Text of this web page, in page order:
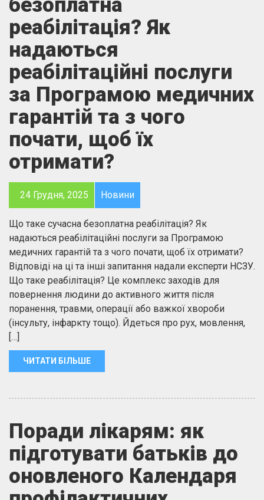
безоплатна
реабілітація? Як
надаються
реабілітаційні послуги
за Програмою медичних
гарантій та з чого
почати, щоб їх
отримати?
24 Грудня, 2025 Новини
Що таке сучасна безоплатна реабілітація? Як
надаються реабілітаційні послуги за Програмою
медичних гарантій та з чого почати, щоб їх отримати?
Відповіді на ці та інші запитання надали експерти НСЗУ.
Що таке реабілітація? Це комплекс заходів для
повернення людини до активного життя після
поранення, травми, операції або важкої хвороби
(інсульту, інфаркту тощо). Йдеться про рух, мовлення,
[…]
ЧИТАТИ БІЛЬШЕ
Поради лікарям: як
підготувати батьків до
оновленого Календаря